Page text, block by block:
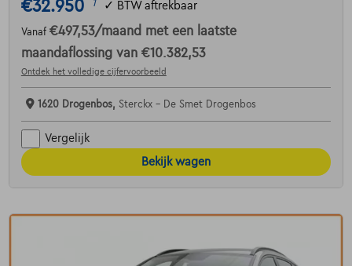
€32.950 1 ✓ BTW aftrekbaar
Vanaf €497,53/maand met een laatste
maandaflossing van €10.382,53
Ontdek het volledige cijfervoorbeeld
1620 Drogenbos, Sterckx - De Smet Drogenbos
Vergelijk
Bekijk wagen